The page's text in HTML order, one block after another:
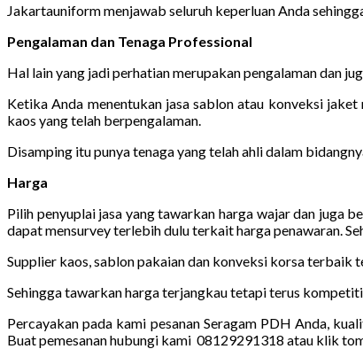
Jakartauniform menjawab seluruh keperluan Anda
Pengalaman dan Tenaga Professional
Hal lain yang jadi perhatian merupakan pengalaman dan
Ketika Anda menentukan jasa sablon atau konveksi
kaos yang telah berpengalaman.
Disamping itu punya tenaga yang telah ahli dalam
Harga
Pilih penyuplai jasa yang tawarkan harga wajar dan juga
dapat mensurvey terlebih dulu terkait harga penawaran.
Supplier kaos, sablon pakaian dan konveksi korsa terbaik
Sehingga tawarkan harga terjangkau tetapi terus
Percayakan pada kami pesanan Seragam PDH Anda,
Buat pemesanan hubungi kami 08129291318 atau klik